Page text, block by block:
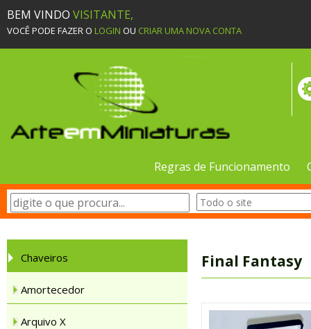
BEM VINDO VISITANTE,
VOCÊ PODE FAZER O LOGIN OU CRIAR UMA NOVA CONTA
Regras de Funcionamento
Chaveiros
Amortecedor
Arquivo X
Final Fantasy